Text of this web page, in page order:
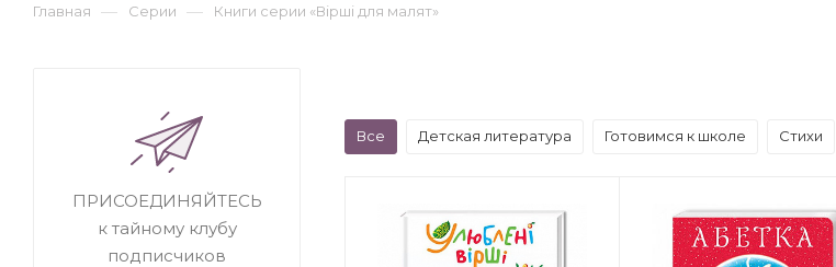
Главная — Серии — Книги серии «Вірші для малят»
Все Детская литература Готовимся к школе Стихи
ПРИСОЕДИНЯЙТЕСЬ
к тайному клубу
подписчиков